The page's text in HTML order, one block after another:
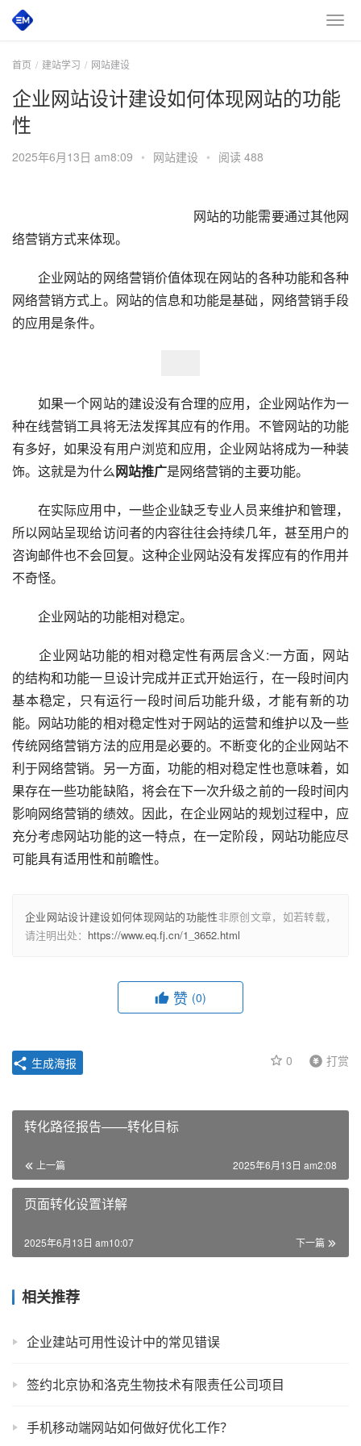
首页 建站学习 网站建设
企业网站设计建设如何体现网站的功能
性
2025年6月13日 am8:09 • 网站建设 • 阅读 488
网站的功能需要通过其他网
络营销方式来体现。
企业网站的网络营销价值体现在网站的各种功能和各种
网络营销方式上。网站的信息和功能是基础，网络营销手段
的应用是条件。
如果一个网站的建设没有合理的应用，企业网站作为一
种在线营销工具将无法发挥其应有的作用。不管网站的功能
有多好，如果没有用户浏览和应用，企业网站将成为一种装
饰。这就是为什么网站推广是网络营销的主要功能。
在实际应用中，一些企业缺乏专业人员来维护和管理，
所以网站呈现给访问者的内容往往会持续几年，甚至用户的
咨询邮件也不会回复。这种企业网站没有发挥应有的作用并
不奇怪。
企业网站的功能相对稳定。
企业网站功能的相对稳定性有两层含义:一方面，网站
的结构和功能一旦设计完成并正式开始运行，在一段时间内
基本稳定，只有运行一段时间后功能升级，才能有新的功
能。网站功能的相对稳定性对于网站的运营和维护以及一些
传统网络营销方法的应用是必要的。不断变化的企业网站不
利于网络营销。另一方面，功能的相对稳定性也意味着，如
果存在一些功能缺陷，将会在下一次升级之前的一段时间内
影响网络营销的绩效。因此，在企业网站的规划过程中，应
充分考虑网站功能的这一特点，在一定阶段，网站功能应尽
可能具有适用性和前瞻性。
企业网站设计建设如何体现网站的功能性非原创文章，如若转载，
请注明出处： https://www.eq.fj.cn/1_3652.html
赞 (0)
0 打赏
生成海报
转化路径报告——转化目标
上一篇 2025年6月13日 am2:08
页面转化设置详解
下一篇
2025年6月13日 am10:07
相关推荐
企业建站可用性设计中的常见错误
签约北京协和洛克生物技术有限责任公司项目
手机移动端网站如何做好优化工作？